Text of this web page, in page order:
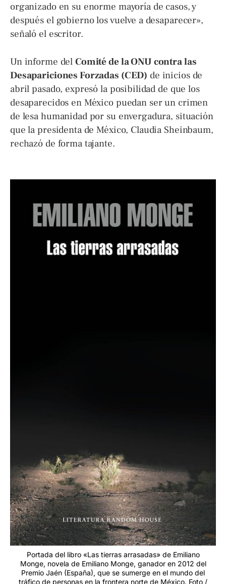
organizado en su enorme mayoría de casos, y
después el gobierno los vuelve a desaparecer»,
señaló el escritor.
Un informe delComité de la ONU contra las
Desapariciones Forzadas (CED) de inicios de
abril pasado, expresó la posibilidad de que los
desaparecidos en México puedan ser un crimen
de lesa humanidad por su envergadura, situación
que la presidenta de México, Claudia Sheinbaum,
rechazó de forma tajante.
Portada del libro «Las tierras arrasadas» de Emiliano
Monge, novela de Emiliano Monge, ganador en 2012 del
Premio Jaén (España), que se sumerge en el mundo del
tráfico de personas en la frontera norte de México. Foto /